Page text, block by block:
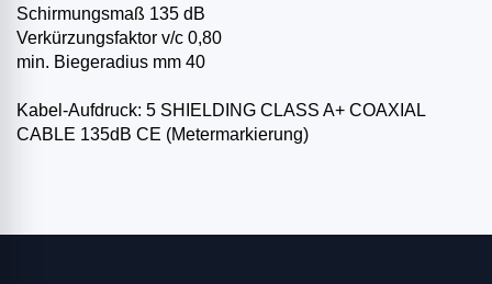
Schirmungsmaß 135 dB
Verkürzungsfaktor v/c 0,80
min. Biegeradius mm 40
Kabel-Aufdruck: 5 SHIELDING CLASS A+ COAXIAL
CABLE 135dB CE (Metermarkierung)